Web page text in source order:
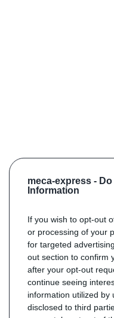
meca-express -
Information
If you wish to opt-out
or processing of your
for targeted
out section to confirm
after your opt-out
continue seeing
information utilized by
disclosed to third